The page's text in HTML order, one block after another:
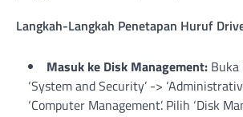
Langkah-Langkah Penetapan Huruf
Masuk ke Disk Management: Buka
‘System and Security’ ->
‘Computer Management’. Pilih ‘Disk